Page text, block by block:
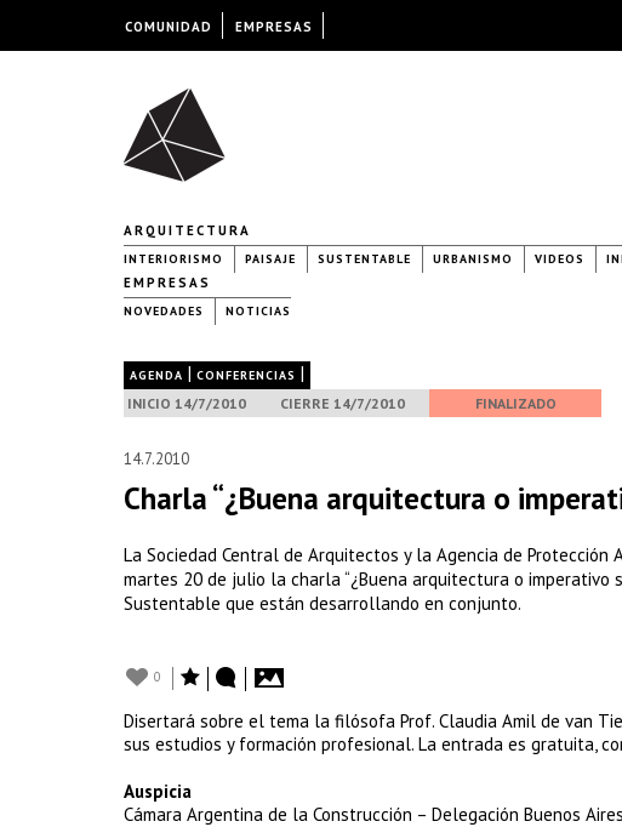
ARQUITECTURA
INTERIORISMO PAISAJE SUSTENTABLE URBANISMO VIDEOS
EMPRESAS
NOVEDADES NOTICIAS
AGENDA | CONFERENCIAS |
INICIO 14/7/2010 CIERRE 14/7/2010 FINALIZADO
14.7.2010
Charla “¿Buena arquitectura o
La Sociedad Central de Arquitectos y la Agencia de
martes 20 de julio la charla “¿Buena arquitectura o imperativo
Sustentable que están desarrollando en conjunto.
0
Disertará sobre el tema la filósofa Prof. Claudia Amil de van
sus estudios y formación profesional. La entrada es gratuita,
Auspicia
Cámara Argentina de la Construcción – Delegación Buenos
COMUNIDAD EMPRESAS